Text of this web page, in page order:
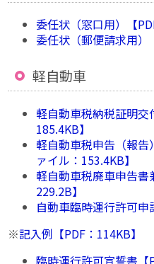
委任状（窓口用）【
委任状（郵便請求用）
軽自動車
軽自動車税納税証明交
185.4KB】
軽自動車税申告（報告
ァイル：153.4KB】
軽自動車税廃車申告書
229.2B】
自動車臨時運行許可申
※記入例【PDF：114KB】
臨時運行許可宣誓書【